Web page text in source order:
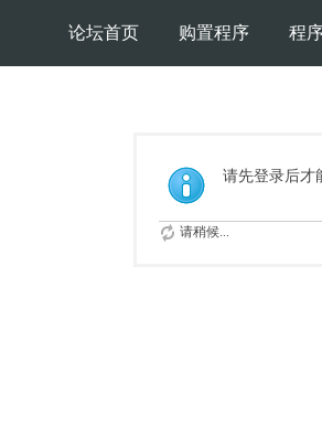
论坛首页 购置程序 程
请先登录后才
请稍候...